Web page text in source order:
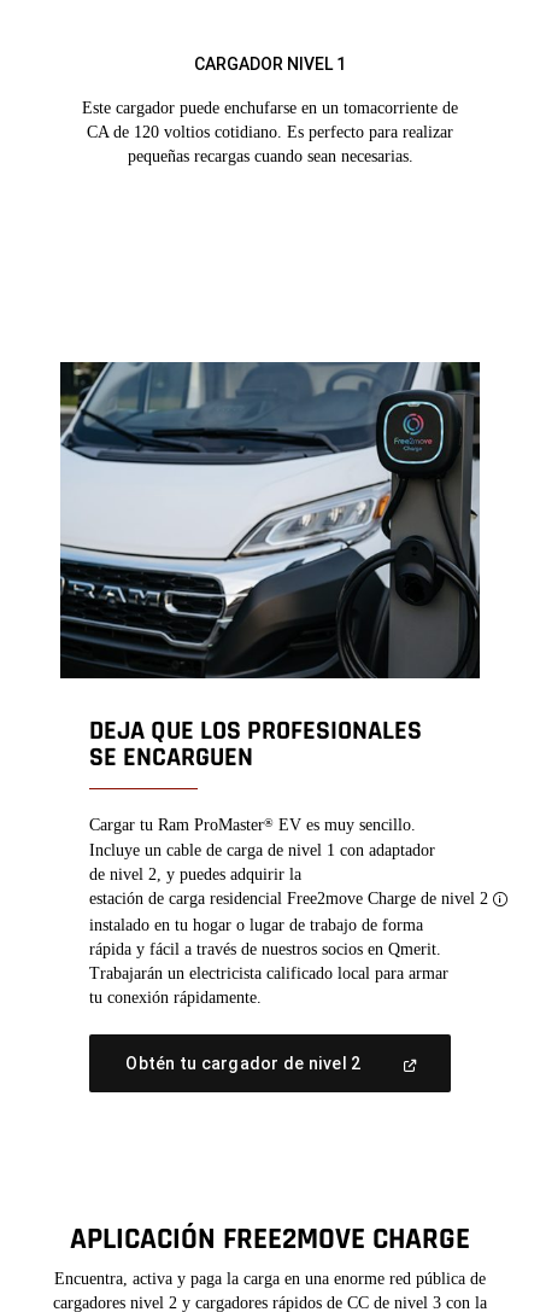
CARGADOR NIVEL 1
Este cargador puede enchufarse en un tomacorriente de
CA de 120 voltios cotidiano. Es perfecto para realizar
pequeñas recargas cuando sean necesarias.
DEJA QUE LOS PROFESIONALES
SE ENCARGUEN
Cargar tu Ram ProMaster® EV es muy sencillo.
Incluye un cable de carga de nivel 1 con adaptador
de nivel 2, y puedes adquirir la
estación de carga residencial Free2move Charge de nivel 2
instalado en tu hogar o lugar de trabajo de forma
rápida y fácil a través de nuestros socios en Qmerit.
Trabajarán un electricista calificado local para armar
tu conexión rápidamente.
Obtén tu cargador de nivel 2 (Abrir
APLICACIÓN FREE2MOVE CHARGE
Encuentra, activa y paga la carga en una enorme red pública de
cargadores nivel 2 y cargadores rápidos de CC de nivel 3 con la